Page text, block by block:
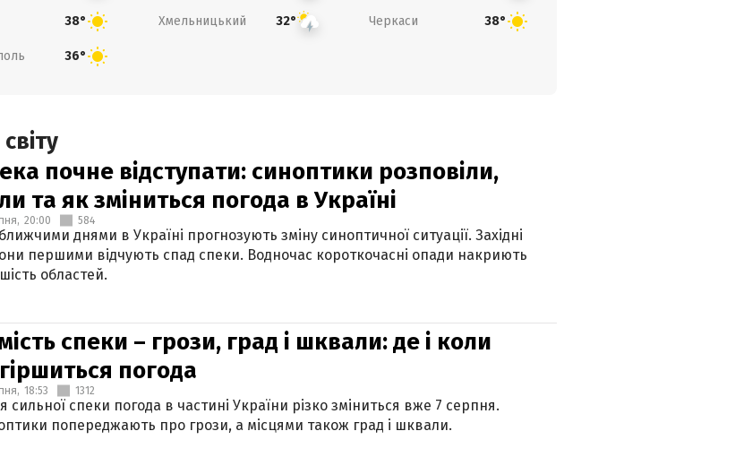
38° Хмельницький 32° Черкаси 38°
36°
почне відступати: синоптики розповіли,
та як зміниться погода в Україні
20:00 584
днями в Україні прогнозують зміну синоптичної ситуації. Західні
першими відчують спад спеки. Водночас короткочасні опади накриють
областей.
спеки – грози, град і шквали: де і коли
погода
18:53 1312
сильної спеки погода в частині України різко зміниться вже 7 серпня.
попереджають про грози, а місцями також град і шквали.